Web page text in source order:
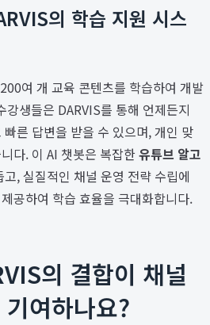
의 학습 지원 시스
여 개 교육 콘텐츠를 학습하여 개발
생들은 DARVIS를 통해 언제든지
른 답변을 받을 수 있으며, 개인 맞
다. 이 AI 챗봇은 복잡한 유튜브 알고
, 실질적인 채널 운영 전략 수립에
공하여 학습 효율을 극대화합니다.
의 결합이 채널
여하나요?